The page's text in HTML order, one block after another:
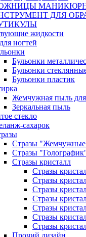
ДЛЯ
жидкости
ногтей
Бульонки
Бульонки
Бульонки пластик
Жемчужная пыль
Зеркальная пыль
стекло
сахарок
Стразы
Стразы
Стразы кристалл
Стразы
Стразы
Стразы
Стразы
Стразы
Стразы
Стразы